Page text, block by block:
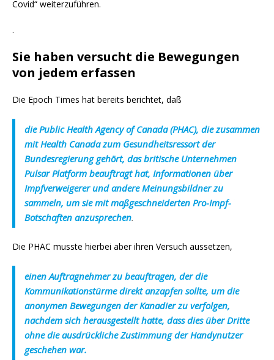
Covid“ weiterzuführen.
.
Sie haben versucht die Bewegungen
von jedem erfassen
Die Epoch Times hat bereits berichtet, daß
die Public Health Agency of Canada (PHAC), die zusammen
mit Health Canada zum Gesundheitsressort der
Bundesregierung gehört, das britische Unternehmen
Pulsar Platform beauftragt hat, Informationen über
Impfverweigerer und andere Meinungsbildner zu
sammeln, um sie mit maßgeschneiderten Pro-Impf-
Botschaften anzusprechen.
Die PHAC musste hierbei aber ihren Versuch aussetzen,
einen Auftragnehmer zu beauftragen, der die
Kommunikationstürme direkt anzapfen sollte, um die
anonymen Bewegungen der Kanadier zu verfolgen,
nachdem sich herausgestellt hatte, dass dies über Dritte
ohne die ausdrückliche Zustimmung der Handynutzer
geschehen war.